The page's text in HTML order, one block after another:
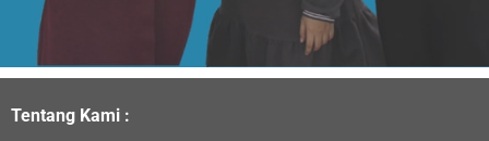
Tentang Kami :